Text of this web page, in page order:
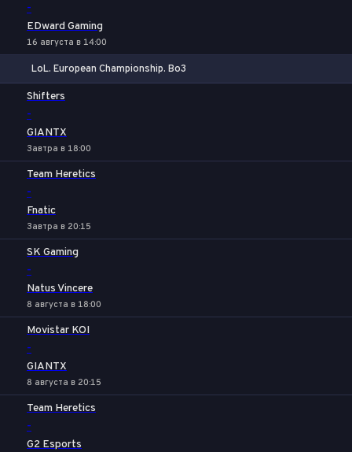
-
EDward Gaming
16 августа в 14:00
LoL. European Championship. Bo3
Shifters
-
GIANTX
Завтра в 18:00
Team Heretics
-
Fnatic
Завтра в 20:15
SK Gaming
-
Natus Vincere
8 августа в 18:00
Movistar KOI
-
GIANTX
8 августа в 20:15
Team Heretics
-
G2 Esports